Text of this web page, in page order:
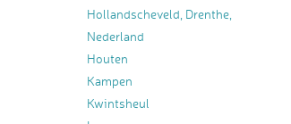
Hollandscheveld, Drenthe,
Nederland
Houten
Kampen
Kwintsheul